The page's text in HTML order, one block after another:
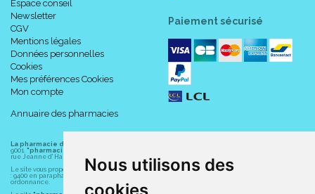
Nous utilisons des
Espace conseil
Newsletter
CGV
Mentions légales
Données personnelles
Cookies
Mes préférences Cookies
Mon compte
Annuaire des pharmacies
Paiement sécurisé
La pharmacie du centre à Albert
9001. "pharmacie-du-centre-albert.fr "
rue Jeanne d' Harcourt, 80300 Albert.
Le site vous propose un large choix de plus de 11000 références, au prix les plus bas possible
: 9400 en parapharmacie, animaux, orthopédie, matériel médical. 1700 en médicaments sans
ordonnance.